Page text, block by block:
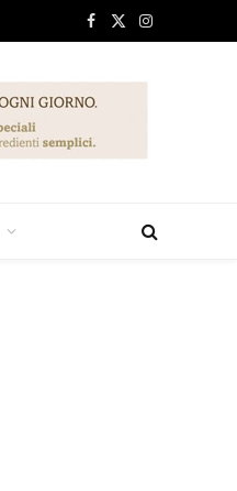
Facebook
X
Instagram